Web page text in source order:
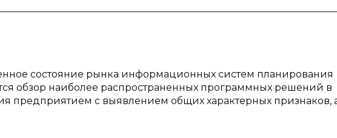
состояние рынка информационных систем планирования
обзор наиболее распространенных программных решений в
предприятием с выявлением общих характерных признаков,